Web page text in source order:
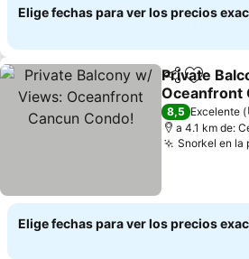
Elige fechas para ver los precios
Compartir
Private
Oceanfront
Condo!
8,5 Excelente
a 4.1 km de:
Snorkel en la
Elige fechas para ver los precios